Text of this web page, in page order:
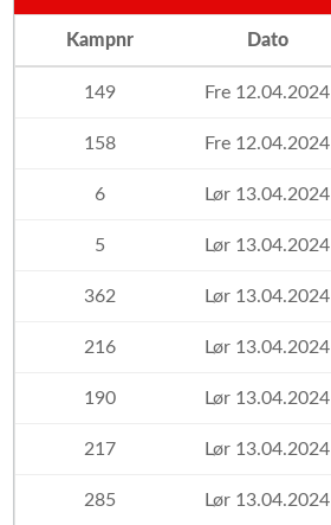
Kampnr Dato
149 Fre 12.04.2024
158 Fre 12.04.2024
6 Lør 13.04.2024
5 Lør 13.04.2024
362 Lør 13.04.2024
216 Lør 13.04.2024
190 Lør 13.04.2024
217 Lør 13.04.2024
285 Lør 13.04.2024